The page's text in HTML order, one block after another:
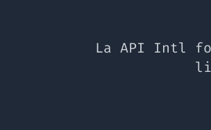
La API Intl